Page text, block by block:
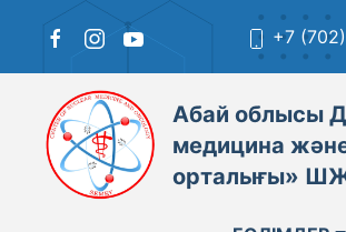
+7
Абай облысы
медицина
орталығы»